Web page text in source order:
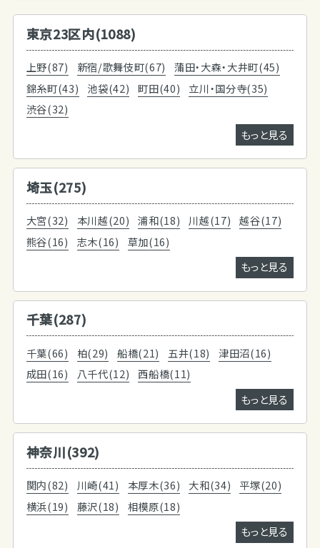
東京23区内(1088)
上野(87) 新宿/歌舞伎町(67)
蒲田・大森・大井町(45)
錦糸町(43)
池袋(42) 町田(40)
立川・国分寺(35)
渋谷(32)
もっと見る
埼玉(275)
大宮(32) 本川越(20) 浦和(18) 川越(17)
越谷(17)
熊谷(16)
志木(16)
草加(16)
もっと見る
千葉(287)
千葉(66) 柏(29) 船橋(21) 五井(18)
津田沼(16)
成田(16)
八千代(12)
西船橋(11)
もっと見る
神奈川(392)
関内(82) 川崎(41) 本厚木(36) 大和(34)
平塚(20)
横浜(19)
藤沢(18)
相模原(18)
もっと見る